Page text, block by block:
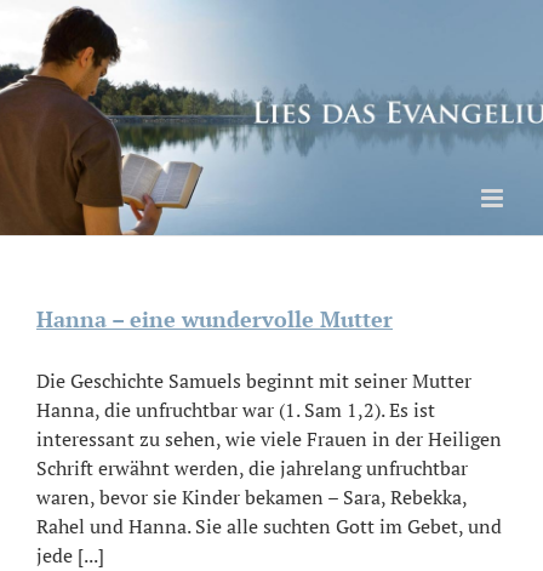
content
Hanna – eine wundervolle Mutter
Die Geschichte Samuels beginnt mit seiner Mutter
Hanna, die unfruchtbar war (1. Sam 1,2). Es ist
interessant zu sehen, wie viele Frauen in der Heiligen
Schrift erwähnt werden, die jahrelang unfruchtbar
waren, bevor sie Kinder bekamen – Sara, Rebekka,
Rahel und Hanna. Sie alle suchten Gott im Gebet, und
jede [...]